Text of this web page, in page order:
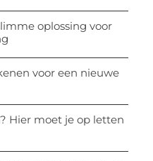
oplossing voor
voor een nieuwe
Hier moet je op letten